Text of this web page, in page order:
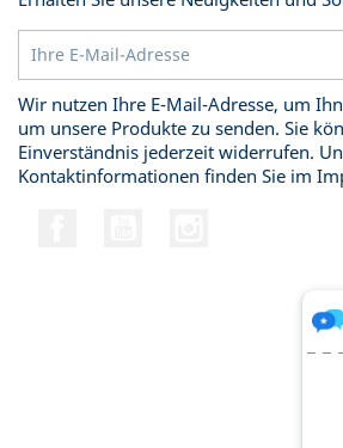
Wir nutzen Ihre E-Mail-Adresse, um
um unsere Produkte zu senden. Sie
Einverständnis jederzeit widerrufen.
Kontaktinformationen finden Sie im